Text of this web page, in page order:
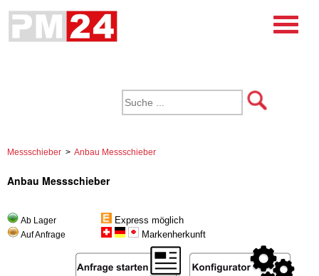
Messschieber > Anbau Messschieber
Anbau Messschieber
Ab Lager
Auf Anfrage
Express möglich
Markenherkunft